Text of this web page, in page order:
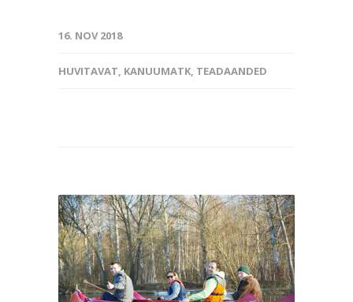
16. NOV 2018
HUVITAVAT, KANUUMATK, TEADAANDED